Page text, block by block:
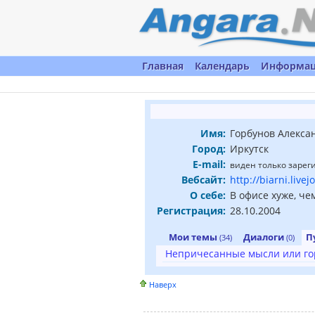
Главная Календарь
Имя: Горбунов
Город: Иркутск
E-mail: виден только
Вебсайт: http://
О себе: В офисе хуже,
Регистрация: 28.10.2004
Мои темы (34) Диалоги (0)
Непричесанные мысли или
Наверх